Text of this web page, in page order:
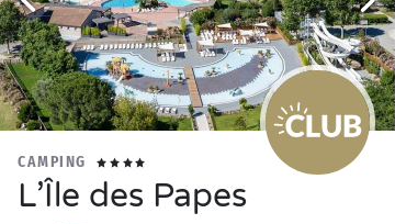
CAMPING
L’Île des Papes